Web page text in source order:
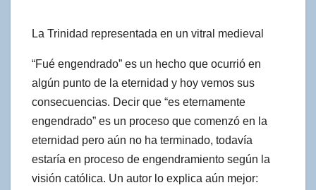
La Trinidad representada en un vitral medieval
“Fué engendrado” es un hecho que ocurrió en
algún punto de la eternidad y hoy vemos sus
consecuencias. Decir que “es eternamente
engendrado” es un proceso que comenzó en la
eternidad pero aún no ha terminado, todavía
estaría en proceso de engendramiento según la
visión católica. Un autor lo explica aún mejor: